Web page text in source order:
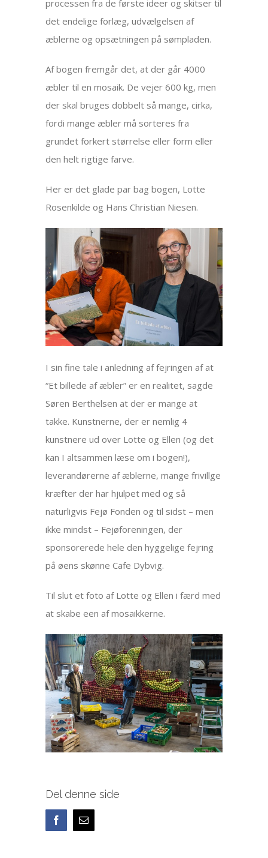
processen fra de første ideer og skitser til
det endelige forlæg, udvælgelsen af
æblerne og opsætningen på sømpladen.
Af bogen fremgår det, at der går 4000
æbler til en mosaik. De vejer 600 kg, men
der skal bruges dobbelt så mange, cirka,
fordi mange æbler må sorteres fra
grundet forkert størrelse eller form eller
den helt rigtige farve.
Her er det glade par bag bogen, Lotte
Rosenkilde og Hans Christian Niesen.
I sin fine tale i anledning af fejringen af at
“Et billede af æbler” er en realitet, sagde
Søren Berthelsen at der er mange at
takke. Kunstnerne, der er nemlig 4
kunstnere ud over Lotte og Ellen (og det
kan I altsammen læse om i bogen!),
leverandørerne af æblerne, mange frivillge
kræfter der har hjulpet med og så
naturligvis Fejø Fonden og til sidst – men
ikke mindst – Fejøforeningen, der
sponsorerede hele den hyggelige fejring
på øens skønne Cafe Dybvig.
Til slut et foto af Lotte og Ellen i færd med
at skabe een af mosaikkerne.
Del denne side
Facebook
E-
mail